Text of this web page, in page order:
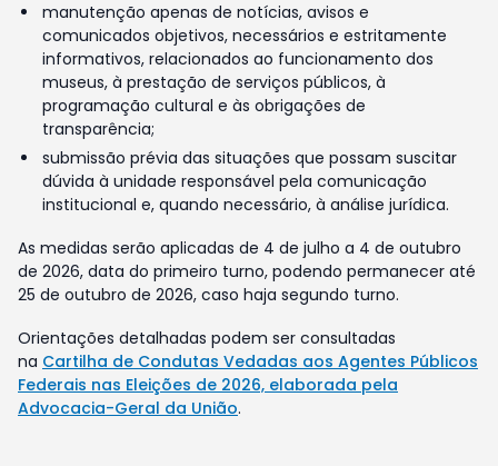
manutenção apenas de notícias, avisos e
comunicados objetivos, necessários e estritamente
informativos, relacionados ao funcionamento dos
museus, à prestação de serviços públicos, à
programação cultural e às obrigações de
transparência;
submissão prévia das situações que possam suscitar
dúvida à unidade responsável pela comunicação
institucional e, quando necessário, à análise jurídica.
As medidas serão aplicadas de 4 de julho a 4 de outubro
de 2026, data do primeiro turno, podendo permanecer até
25 de outubro de 2026, caso haja segundo turno.
Orientações detalhadas podem ser consultadas
na Cartilha de Condutas Vedadas aos Agentes Públicos
Federais nas Eleições de 2026, elaborada pela
Advocacia-Geral da União.